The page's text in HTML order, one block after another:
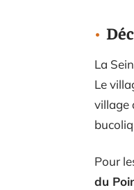
La
Le
village
Pour
du